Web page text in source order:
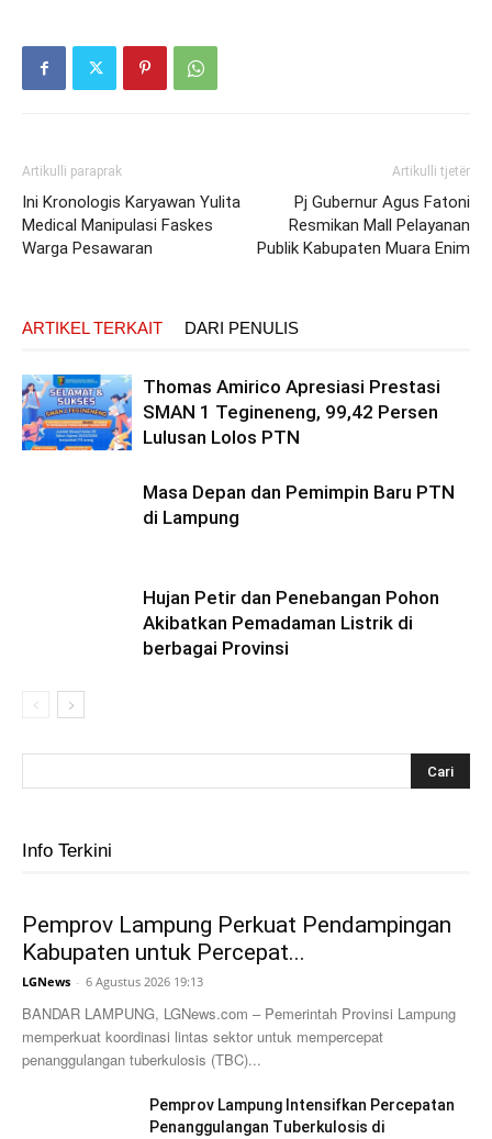
Artikulli paraprak
Ini Kronologis Karyawan Yulita
Medical Manipulasi Faskes
Warga Pesawaran
Artikulli tjetër
Pj Gubernur Agus Fatoni
Resmikan Mall Pelayanan
Publik Kabupaten Muara Enim
ARTIKEL TERKAIT DARI PENULIS
Thomas Amirico Apresiasi Prestasi
SMAN 1 Tegineneng, 99,42 Persen
Lulusan Lolos PTN
Masa Depan dan Pemimpin Baru PTN
di Lampung
Hujan Petir dan Penebangan Pohon
Akibatkan Pemadaman Listrik di
berbagai Provinsi
Info Terkini
Pemprov Lampung Perkuat Pendampingan
Kabupaten untuk Percepat...
LGNews - 6 Agustus 2026 19:13
BANDAR LAMPUNG, LGNews.com – Pemerintah Provinsi Lampung
memperkuat koordinasi lintas sektor untuk mempercepat
penanggulangan tuberkulosis (TBC)...
Pemprov Lampung Intensifkan Percepatan
Penanggulangan Tuberkulosis di